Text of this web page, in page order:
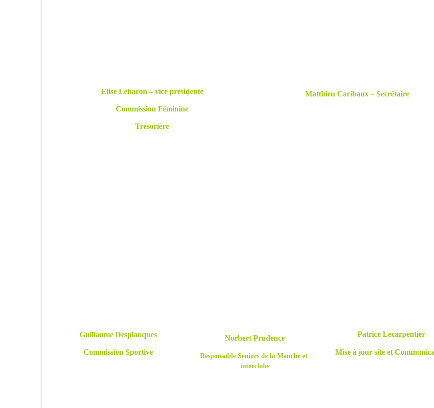
Elise Lebaron – vice présidente
Commission Féminine
Trésorière
Matthieu Caribaux – Secrétaire
Guillaume Desplanques
Commission Sportive
Norbert Prudence
Responsable Seniors de la Manche et
interclubs
Patrice Lecarpentier
Mise à jour site et